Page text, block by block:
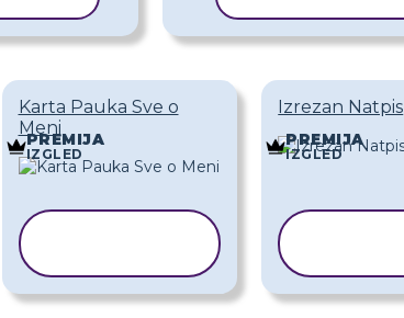
Karta Pauka Sve o
Meni
PREMIJA
IZGLED
Izrezan Natpis
PREMIJA
IZGLED